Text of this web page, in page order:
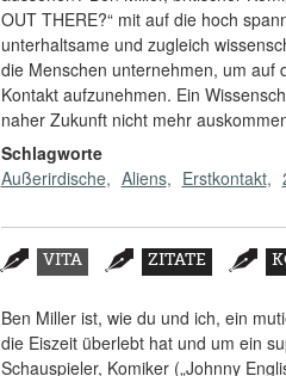
OUT THERE?“ mit auf die hoch
unterhaltsame und zugleich
die Menschen unternehmen, um auf
Kontakt aufzunehmen. Ein
naher Zukunft nicht mehr
Schlagworte
Außerirdische
Aliens Erstkontakt
Zusatzmaterial
VITA
REITER)
ZITATE
Ben Miller ist, wie du und ich, ein
die Eiszeit überlebt hat und um ein
Schauspieler, Komiker („Johnny